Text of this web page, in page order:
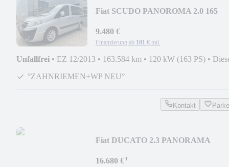
Fiat SCUDO PANOROMA 2.0 165
9.480 €
Finanzierung ab 101 € mtl.
Unfallfrei • EZ 12/2013 • 163.584 km • 120 kW (163 PS) •
°ZAHNRIEMEN+WP NEU°
Kontakt
Fiat DUCATO 2.3 PANORAMA
16.680 €¹